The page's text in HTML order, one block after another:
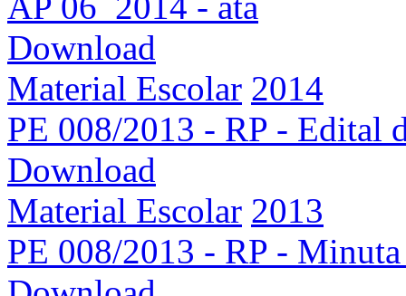
Download
Material Escolar 2014
PE 008/2013 - RP - Edital
Download
Material Escolar 2013
PE 008/2013 - RP -